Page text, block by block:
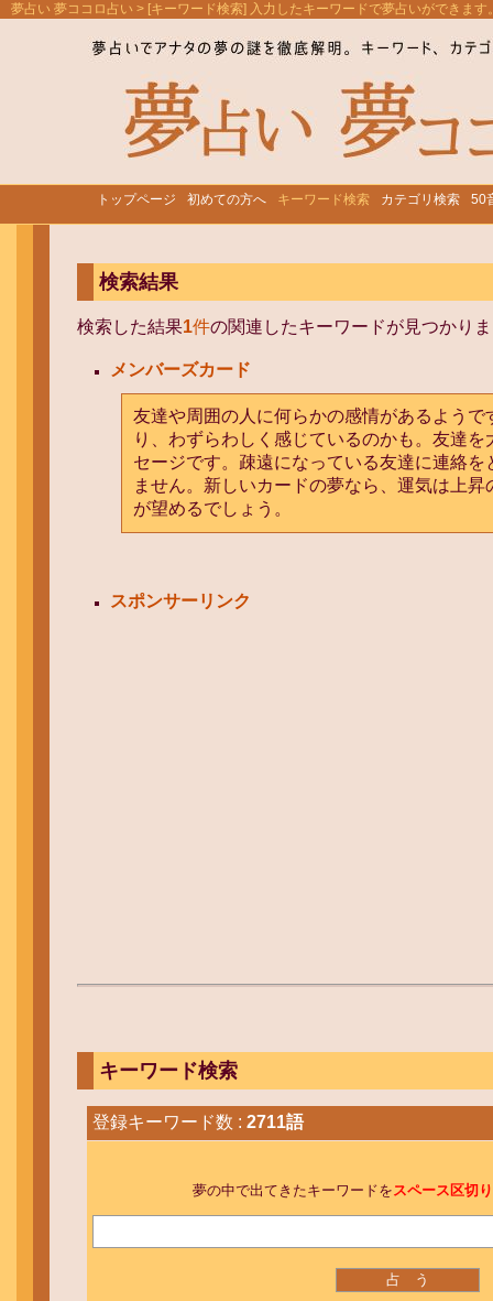
夢占い 夢ココロ占い > [キーワード検索] 入力したキーワードで夢占いができます
50
カテゴリ検索
キーワード検索
初めての方へ
トップページ
検索結果
検索した結果1件の関連したキーワードが見つかり
メンバーズカード
友達や周囲の人に何らかの感情があるよう
り、わずらわしく感じているのかも。友達
セージです。疎遠になっている友達に連絡
ません。新しいカードの夢なら、運気は上
が望めるでしょう。
スポンサーリンク
キーワード検索
登録キーワード数 : 2711語
夢の中で出てきたキーワードをスペース区切り